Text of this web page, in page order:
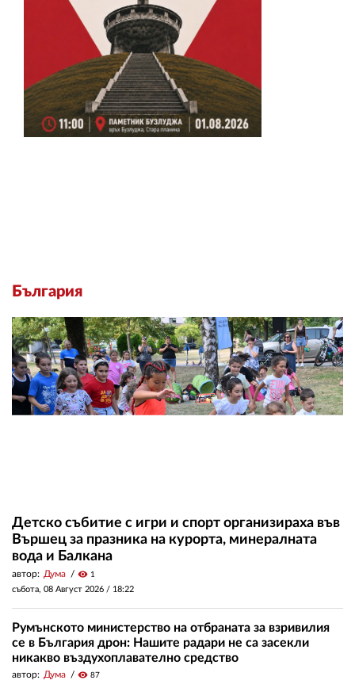
България
Детско събитие с игри и спорт организираха във
Вършец за празника на курорта, минералната
вода и Балкана
автор: Дума visibility 1
събота, 08 Август 2026 / 18:22
Румънското министерство на отбраната за взривилия
се в България дрон: Нашите радари не са засекли
никакво въздухоплавателно средство
автор: Дума visibility 87